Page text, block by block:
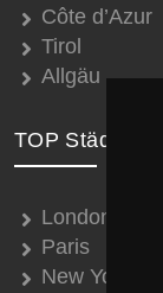
Côte d’Azur
Tirol
Allgäu
TOP Städte
London
Paris
New York